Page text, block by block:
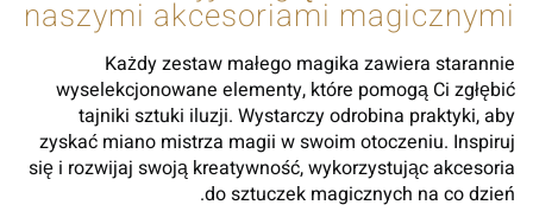
naszymi akcesoriami magicznymi
Każdy zestaw małego magika zawiera starannie
wyselekcjonowane elementy, które pomogą Ci zgłębić
tajniki sztuki iluzji. Wystarczy odrobina praktyki, aby
zyskać miano mistrza magii w swoim otoczeniu. Inspiruj
się i rozwijaj swoją kreatywność, wykorzystując akcesoria
do sztuczek magicznych na co dzień.